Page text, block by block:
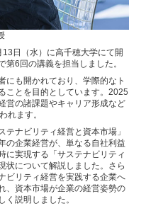
日（水）に高千穂大学にて開
6回の講義を担当しました。
にも開かれており、学際的なト
ことを目的としています。2025
営の諸課題やキャリア形成など
れます。
ナビリティ経営と資本市場」
の企業経営が、単なる自社利益
に実現する「サステナビリティ
状について解説しました。さら
ビリティ経営を実践する企業へ
、資本市場が企業の経営姿勢の
説明しました。